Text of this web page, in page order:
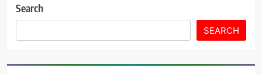
Search
SEARCH